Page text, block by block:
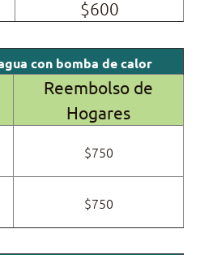
$600
con bomba de calor
Reembolso de
Hogares
$750
$750